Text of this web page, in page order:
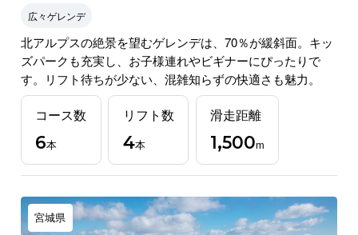
広々ゲレンデ
北アルプスの絶景を望むゲレンデは、70％が緩斜面。キッ
ズパークも充実し、お子様連れやビギナーにぴったりで
す。リフト待ちが少ない、混雑知らずの快適さも魅力。
コース数
6本
リフト数
4本
滑走距離
1,500m
宮城県